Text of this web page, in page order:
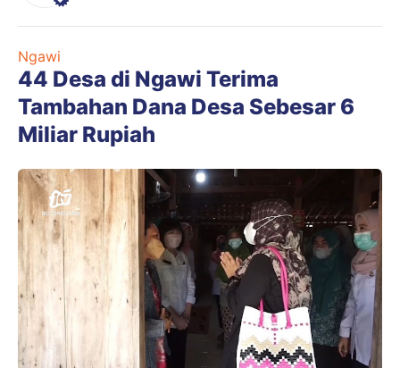
Ngawi
44 Desa di Ngawi Terima
Tambahan Dana Desa Sebesar 6
Miliar Rupiah